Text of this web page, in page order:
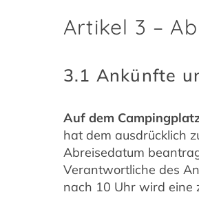
Artikel 3 –
3.1 Ankünfte
Auf dem
hat dem ausdrücklich
Abreisedatum
Verantwortliche des
nach 10 Uhr wird eine